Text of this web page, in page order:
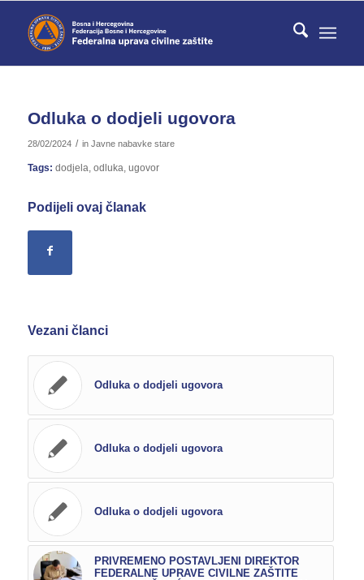
Odluka o dodjeli ugovora
28/02/2024 / in Javne nabavke stare
Tags: dodjela odluka ugovor
Podijeli ovaj članak
Vezani članci
Odluka o dodjeli ugovora
Odluka o dodjeli ugovora
Odluka o dodjeli ugovora
PRIVREMENO POSTAVLJENI DIREKTOR
FEDERALNE UPRAVE CIVILNE ZAŠTITE